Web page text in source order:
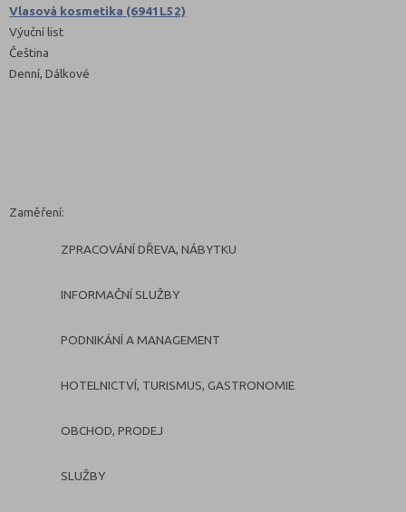
Vlasová kosmetika (6941L52)
Výuční list
Čeština
Denní, Dálkové
Zaměření:
ZPRACOVÁNÍ DŘEVA, NÁBYTKU
INFORMAČNÍ SLUŽBY
PODNIKÁNÍ A MANAGEMENT
HOTELNICTVÍ, TURISMUS, GASTRONOMIE
OBCHOD, PRODEJ
SLUŽBY